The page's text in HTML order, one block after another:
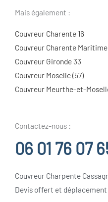
Mais également :
Couvreur Charente 16
Couvreur Charente Maritime
Couvreur Gironde 33
Couvreur Moselle (57)
Couvreur Meurthe-et-
Contactez-nous :
06 01 76 07
Couvreur Charpente
Devis offert et